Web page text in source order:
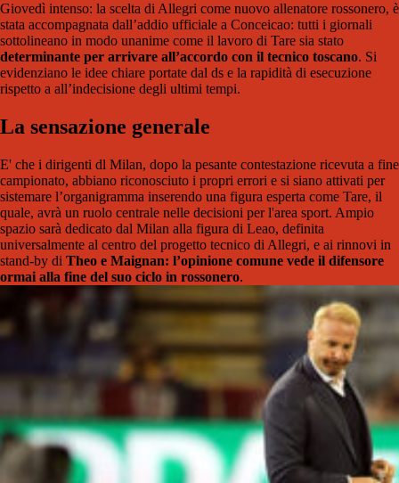
Giovedì intenso: la scelta di Allegri come nuovo allenatore rossonero, è
stata accompagnata dall’addio ufficiale a Conceicao: tutti i giornali
sottolineano in modo unanime come il lavoro di Tare sia stato
determinante per arrivare all’accordo con il tecnico toscano. Si
evidenziano le idee chiare portate dal ds e la rapidità di esecuzione
rispetto a all’indecisione degli ultimi tempi.
La sensazione generale
E' che i dirigenti dl Milan, dopo la pesante contestazione ricevuta a fine
campionato, abbiano riconosciuto i propri errori e si siano attivati per
sistemare l’organigramma inserendo una figura esperta come Tare, il
quale, avrà un ruolo centrale nelle decisioni per l'area sport. Ampio
spazio sarà dedicato dal Milan alla figura di Leao, definita
universalmente al centro del progetto tecnico di Allegri, e ai rinnovi in
stand-by di Theo e Maignan: l’opinione comune vede il difensore
ormai alla fine del suo ciclo in rossonero.